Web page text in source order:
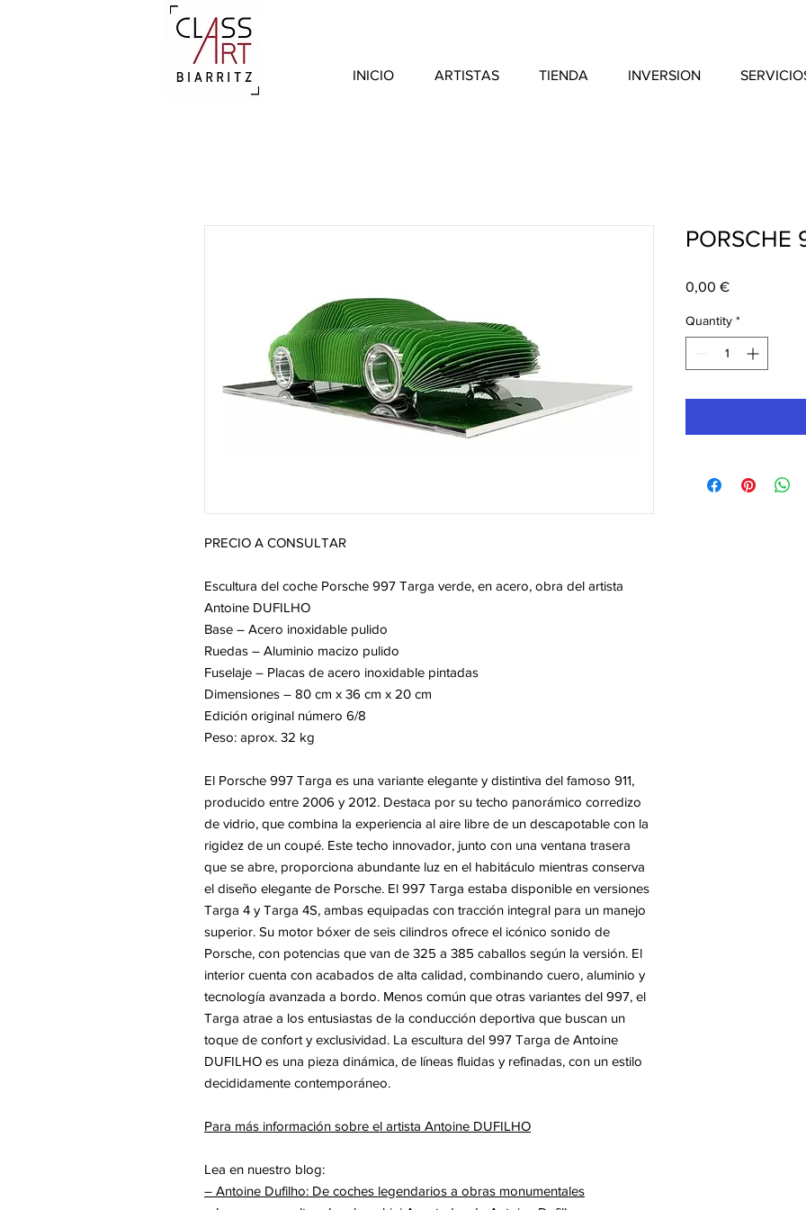
INICIO ARTISTAS TIENDA INVERSION
PRECIO A CONSULTAR
Escultura del coche Porsche 997 Targa verde, en acero, obra del artista
Antoine DUFILHO
Base – Acero inoxidable pulido
Ruedas – Aluminio macizo pulido
Fuselaje – Placas de acero inoxidable pintadas
Dimensiones – 80 cm x 36 cm x 20 cm
Edición original número 6/8
Peso: aprox. 32 kg
El Porsche 997 Targa es una variante elegante y distintiva del famoso 911,
producido entre 2006 y 2012. Destaca por su techo panorámico corredizo
de vidrio, que combina la experiencia al aire libre de un descapotable con la
rigidez de un coupé. Este techo innovador, junto con una ventana trasera
que se abre, proporciona abundante luz en el habitáculo mientras conserva
el diseño elegante de Porsche. El 997 Targa estaba disponible en versiones
Targa 4 y Targa 4S, ambas equipadas con tracción integral para un manejo
superior. Su motor bóxer de seis cilindros ofrece el icónico sonido de
Porsche, con potencias que van de 325 a 385 caballos según la versión. El
interior cuenta con acabados de alta calidad, combinando cuero, aluminio y
tecnología avanzada a bordo. Menos común que otras variantes del 997, el
Targa atrae a los entusiastas de la conducción deportiva que buscan un
toque de confort y exclusividad. La escultura del 997 Targa de Antoine
DUFILHO es una pieza dinámica, de líneas fluidas y refinadas, con un estilo
decididamente contemporáneo.
Para más información sobre el artista Antoine DUFILHO
Lea en nuestro blog:
– Antoine Dufilho: De coches legendarios a obras monumentales
PORSCHE
0,00 €Price
Quantity *